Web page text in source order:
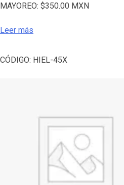
MAYOREO: $350.00 MXN
Leer más
CÓDIGO: HIEL-45X